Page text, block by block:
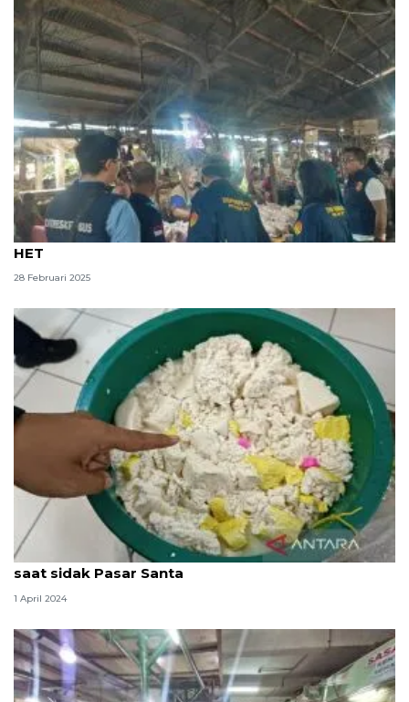
Sidak pasar NTT temukan MinyaKita dijual di atas
HET
28 Februari 2025
Pemkot Jaksel temukan tahu dan mi berformalin
saat sidak Pasar Santa
1 April 2024